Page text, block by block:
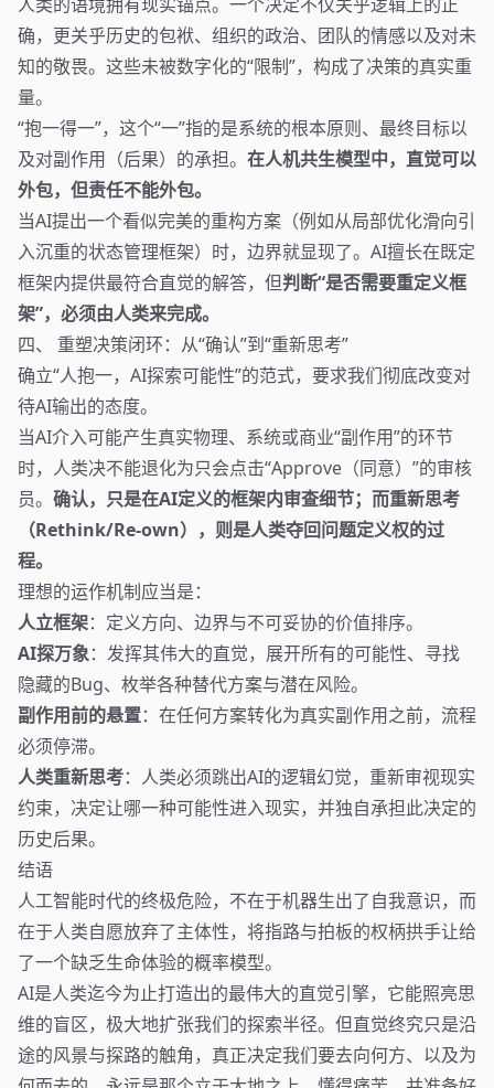
确，更关乎历史的包袱、组织的政治、团队的情感以及对未
知的敬畏。这些未被数字化的“限制”，构成了决策的真实重
量。
“抱一得一”，这个“一”指的是系统的根本原则、最终目标以
及对副作用（后果）的承担。 在人机共生模型中，直觉可以
外包，但责任不能外包。
当AI提出一个看似完美的重构方案（例如从局部优化滑向引
入沉重的状态管理框架）时，边界就显现了。AI擅长在既定
框架内提供最符合直觉的解答，但判断“是否需要重定义框
架”，必须由人类来完成。
四、 重塑决策闭环：从“确认”到“重新思考”
确立“人抱一，AI探索可能性”的范式，要求我们彻底改变对
待AI输出的态度。
当AI介入可能产生真实物理、系统或商业“副作用”的环节
时，人类决不能退化为只会点击“Approve（同意）”的审核
员。 确认，只是在AI定义的框架内审查细节；而重新思考
（Rethink/Re-own），则是人类夺回问题定义权的过
程。
理想的运作机制应当是：
人立框架：定义方向、边界与不可妥协的价值排序。
AI探万象：发挥其伟大的直觉，展开所有的可能性、寻找
隐藏的Bug、枚举各种替代方案与潜在风险。
副作用前的悬置：在任何方案转化为真实副作用之前，流程
必须停滞。
人类重新思考：人类必须跳出AI的逻辑幻觉，重新审视现实
约束，决定让哪一种可能性进入现实，并独自承担此决定的
历史后果。
结语
人工智能时代的终极危险，不在于机器生出了自我意识，而
在于人类自愿放弃了主体性，将指路与拍板的权柄拱手让给
了一个缺乏生命体验的概率模型。
AI是人类迄今为止打造出的最伟大的直觉引擎，它能照亮思
维的盲区，极大地扩张我们的探索半径。但直觉终究只是沿
途的风景与探路的触角，真正决定我们要去向何方、以及为